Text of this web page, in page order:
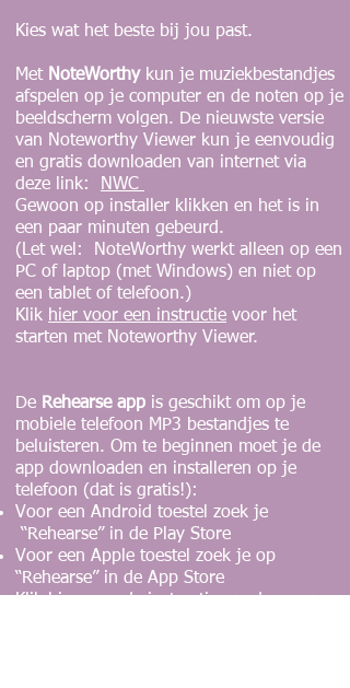
​Kies wat het beste bij jou past.
Met NoteWorthykun je muziekbestandjes
afspelen op je computer en de noten op je
beeldscherm volgen. De nieuwste versie
van Noteworthy Viewer kun je eenvoudig
en gratis downloaden van internet via
deze link:
NWC
Gewoon op installer klikken en het is in
een paar minuten gebeurd.
(Let wel: NoteWorthy werkt alleen op een
PC of laptop (met Windows) en niet op
een tablet of telefoon.)
Klik hier voor een instructie voor het
starten met Noteworthy Viewer.
De Rehearse app is geschikt om op je
mobiele telefoon MP3 bestandjes te
beluisteren. Om te beginnen moet je de
app downloaden en installeren op je
telefoon (dat is gratis!):
Voor een Android toestel zoek je
“Rehearse” in de Play Store
Voor een Apple toestel zoek je op
“Rehearse” in de App Store
​Klikhier voor de instructieom deze app